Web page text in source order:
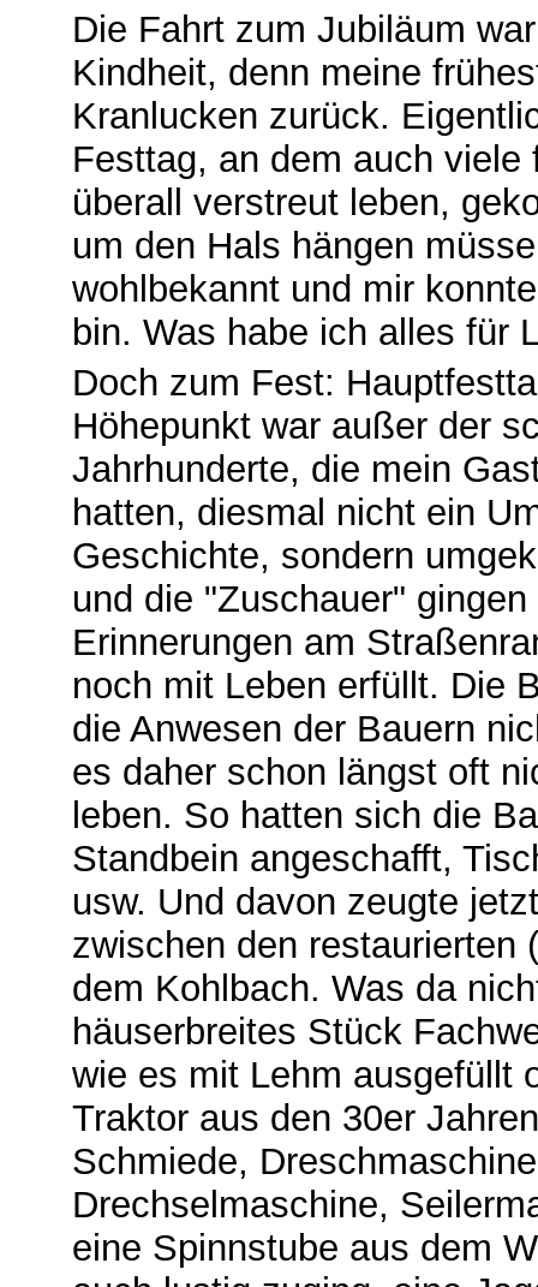
Die Fahrt zum Jubiläum
Kindheit, denn meine
Kranlucken zurück.
Festtag, an dem auch
überall verstreut leben,
um den Hals hängen
wohlbekannt und mir
bin. Was habe ich alles für
Doch zum Fest:
Höhepunkt war außer der
Jahrhunderte, die mein
hatten, diesmal nicht ein
Geschichte, sondern
und die "Zuschauer"
Erinnerungen am
noch mit Leben erfüllt. Die
die Anwesen der Bauern
es daher schon längst oft
leben. So hatten sich die
Standbein angeschafft,
usw. Und davon zeugte
zwischen den restaurierten
dem Kohlbach. Was da
häuserbreites Stück
wie es mit Lehm ausgefüllt
Traktor aus den 30er
Schmiede,
Drechselmaschine,
eine Spinnstube aus dem